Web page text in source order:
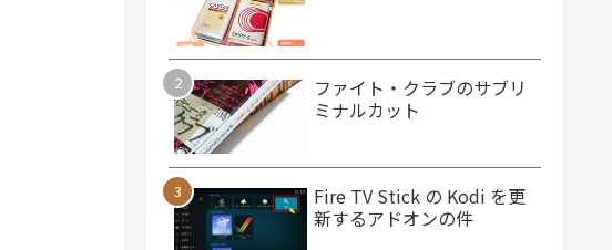
ファイト・クラブのサブリ
ミナルカット
Fire TV Stick の Kodi を更
新するアドオンの件